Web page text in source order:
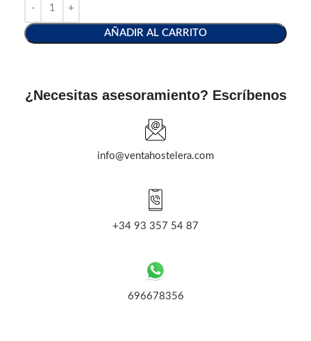
AÑADIR AL CARRITO
¿Necesitas asesoramiento? Escríbenos
info@ventahostelera.com
+34 93 357 54 87
696678356